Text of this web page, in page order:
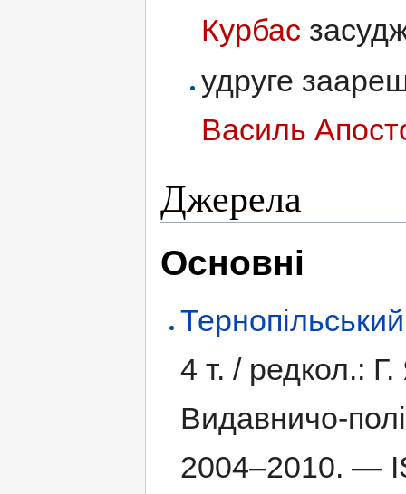
Курбас
удруге
Василь
Джерела
Основні
4 т. /редкол.: Г.
Видавничо-
2004–2010. —